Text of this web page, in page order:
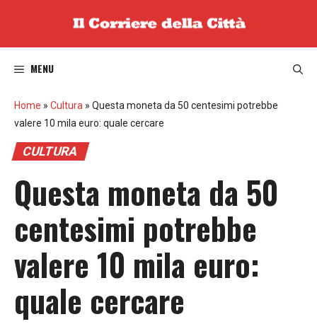
MENU
Home » Cultura » Questa moneta da 50 centesimi potrebbe
valere 10 mila euro: quale cercare
CULTURA
Questa moneta da 50
centesimi potrebbe
valere 10 mila euro:
quale cercare